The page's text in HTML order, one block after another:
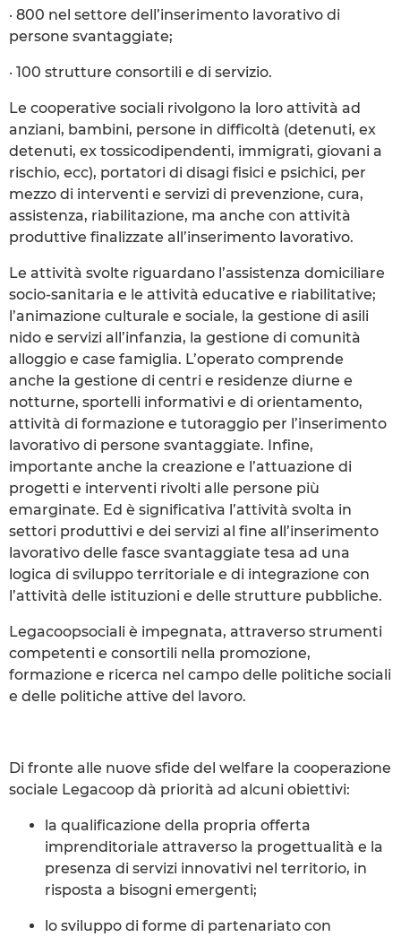
· 800 nel settore dell’inserimento lavorativo di
persone svantaggiate;
· 100 strutture consortili e di servizio.
Le cooperative sociali rivolgono la loro attività ad
anziani, bambini, persone in difficoltà (detenuti, ex
detenuti, ex tossicodipendenti, immigrati, giovani a
rischio, ecc), portatori di disagi fisici e psichici, per
mezzo di interventi e servizi di prevenzione, cura,
assistenza, riabilitazione, ma anche con attività
produttive finalizzate all’inserimento lavorativo.
Le attività svolte riguardano l’assistenza domiciliare
socio-sanitaria e le attività educative e riabilitative;
l’animazione culturale e sociale, la gestione di asili
nido e servizi all’infanzia, la gestione di comunità
alloggio e case famiglia. L’operato comprende
anche la gestione di centri e residenze diurne e
notturne, sportelli informativi e di orientamento,
attività di formazione e tutoraggio per l’inserimento
lavorativo di persone svantaggiate. Infine,
importante anche la creazione e l’attuazione di
progetti e interventi rivolti alle persone più
emarginate. Ed è significativa l’attività svolta in
settori produttivi e dei servizi al fine all’inserimento
lavorativo delle fasce svantaggiate tesa ad una
logica di sviluppo territoriale e di integrazione con
l’attività delle istituzioni e delle strutture pubbliche.
Legacoopsociali è impegnata, attraverso strumenti
competenti e consortili nella promozione,
formazione e ricerca nel campo delle politiche sociali
e delle politiche attive del lavoro.
Di fronte alle nuove sfide del welfare la cooperazione
sociale Legacoop dà priorità ad alcuni obiettivi:
la qualificazione della propria offerta
imprenditoriale attraverso la progettualità e la
presenza di servizi innovativi nel territorio, in
risposta a bisogni emergenti;
lo sviluppo di forme di partenariato con